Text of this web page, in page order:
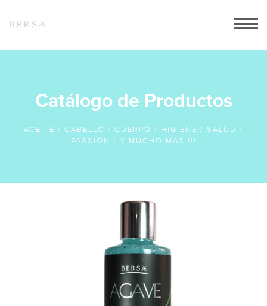
CONTACTO
Catálogo de Productos
ACEITE / CABELLO / CUERPO / HIGIENE / SALUD /
PASSION / Y MUCHO MÁS !!!